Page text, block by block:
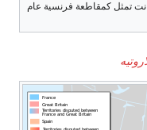
تمثل كمقاطعة فرنسية عام